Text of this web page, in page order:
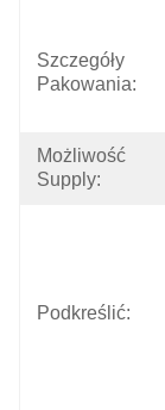
Szczegóły
Pakowania:
Możliwość
Supply:
Podkreślić: